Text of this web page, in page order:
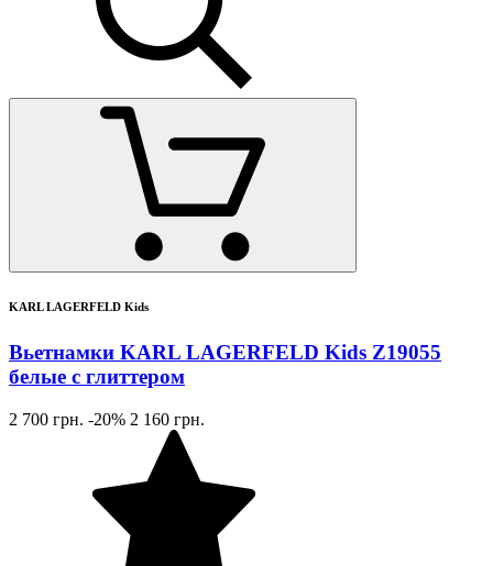
KARL LAGERFELD Kids
Вьетнамки KARL LAGERFELD Kids Z19055
белые с глиттером
2 700 грн. -20% 2 160 грн.